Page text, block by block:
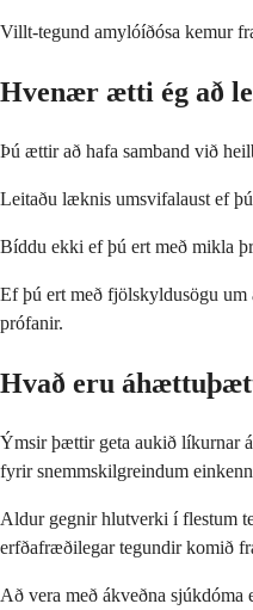
Villt-tegund amylóíðósa kemur
Hvenær ætti ég að
Þú ættir að hafa samband við
Leitaðu læknis umsvifalaust ef
Bíddu ekki ef þú ert með mikla
Ef þú ert með fjölskyldusögu
prófanir.
Hvað eru
Ýmsir þættir geta aukið líkurnar
fyrir snemmskilgreindum
Aldur gegnir hlutverki í flestum
erfðafræðilegar tegundir komið
Að vera með ákveðna